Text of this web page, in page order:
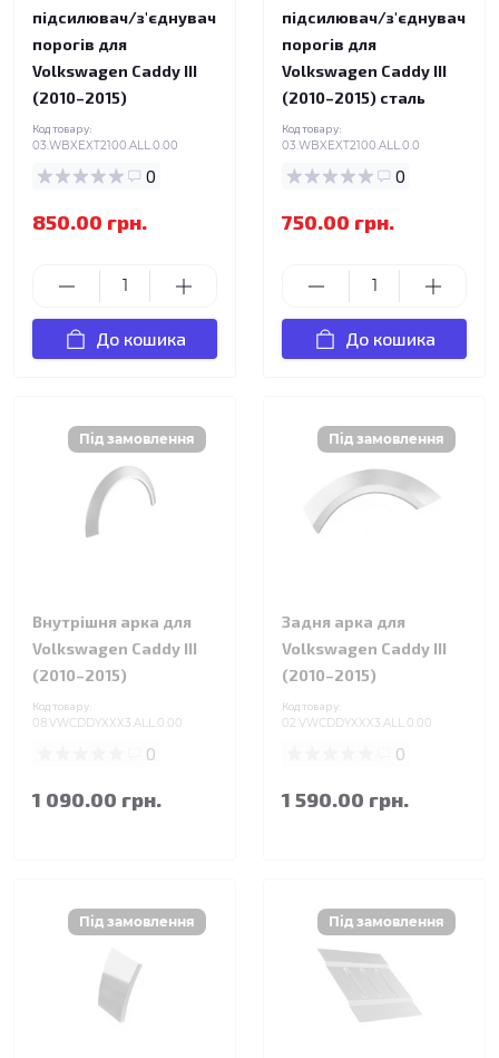
підсилювач/з'єднувач
порогів для
Volkswagen Caddy III
(2010–2015)
Код товару:
03.WBXEXT2100.ALL.0.00
0
850.00 грн.
До кошика
підсилювач/з'єднувач
порогів для
Volkswagen Caddy III
(2010–2015) сталь
Код товару:
03.WBXEXT2100.ALL.0.0
0
750.00 грн.
До кошика
Внутрішня арка для
Volkswagen Caddy III
(2010–2015)
Код товару:
08.VWCDDYXXX3.ALL.0.00
0
1 090.00 грн.
Задня арка для
Volkswagen Caddy III
(2010–2015)
Код товару:
02.VWCDDYXXX3.ALL.0.00
0
1 590.00 грн.